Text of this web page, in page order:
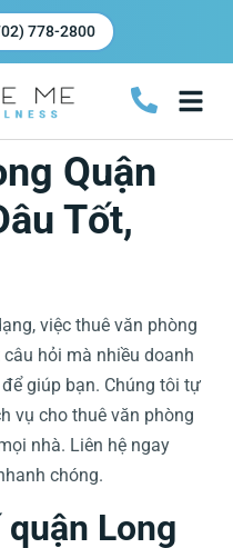
778-2800
Quận
Tốt,
việc thuê văn phòng
hỏi mà nhiều doanh
giúp bạn. Chúng tôi tự
vụ cho thuê văn phòng
nhà. Liên hệ ngay
chóng.
Long